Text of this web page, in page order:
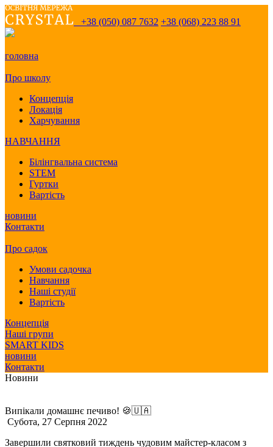
+38 (050) 087 7632 +38 (068) 223 88 91
головна
Про школу
Концепція
Локація
Харчування
НАВЧАННЯ
Білінгвальна система
STEM
Гуртки
Вартість
новини
Контакти
Про садок
Умови садочка
Навчання
Наші студії
Вартість
Концепція
Наші групи
SMART KIDS
новини
Контакти
Новини
Випікали домашнє печиво! 🍪🇺🇦
Субота, 27 Серпня 2022
Завершили святковий тиждень чудовим майстер-класом з